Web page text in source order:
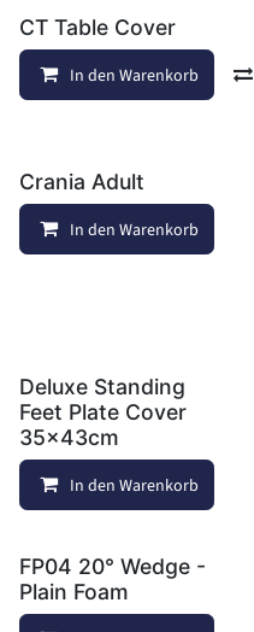
Auf die Wunschliste
CT Table Cover
In den Warenkorb
Crania Adult
In den Warenkorb
Auf die Wunschliste
Deluxe Standing
Feet Plate Cover
35x43cm
In den Warenkorb
FP04 20° Wedge -
Plain Foam